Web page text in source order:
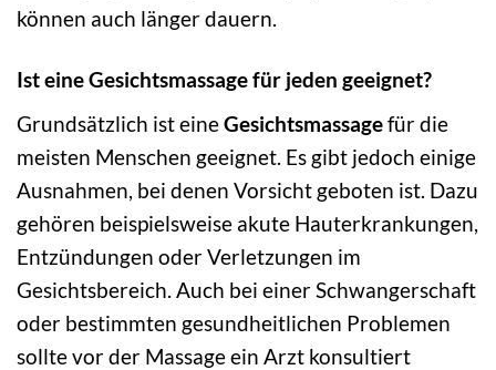
können auch länger dauern.
Ist eine Gesichtsmassage für jeden geeignet?
Grundsätzlich ist eineGesichtsmassagefür die
meisten Menschen geeignet. Es gibt jedoch einige
Ausnahmen, bei denen Vorsicht geboten ist. Dazu
gehören beispielsweise akute Hauterkrankungen,
Entzündungen oder Verletzungen im
Gesichtsbereich. Auch bei einer Schwangerschaft
oder bestimmten gesundheitlichen Problemen
sollte vor der Massage ein Arzt konsultiert